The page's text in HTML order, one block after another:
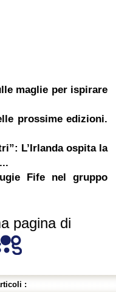
maglie per ispirare
prossime edizioni.
L’Irlanda ospita la
Fife nel gruppo
pagina di
: